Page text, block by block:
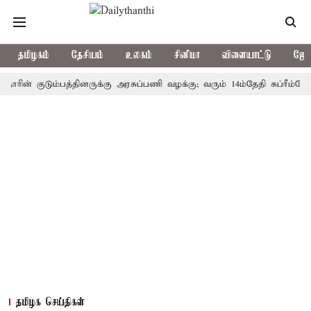
தமிழகம் தேசியம் உலகம் சினிமா விளையாட்டு
அரசுப்பணி வழக்கு; வரும் 14ம்தேதி
தமிழக செய்திகள்